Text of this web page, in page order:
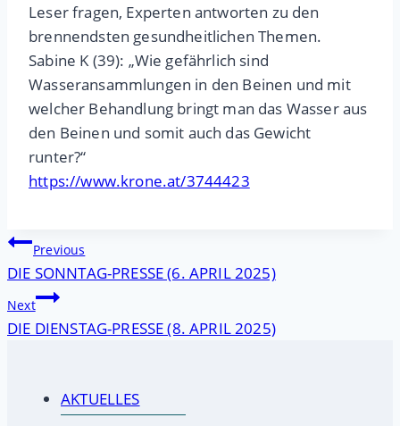
Leser fragen, Experten antworten zu den
brennendsten gesundheitlichen Themen.
Sabine K (39): „Wie gefährlich sind
Wasseransammlungen in den Beinen und mit
welcher Behandlung bringt man das Wasser aus
den Beinen und somit auch das Gewicht
runter?“
https://www.krone.at/3744423
Beitragsnavigation
Previous
DIE SONNTAG-PRESSE (6. APRIL 2025)
Next
DIE DIENSTAG-PRESSE (8. APRIL 2025)
AKTUELLES